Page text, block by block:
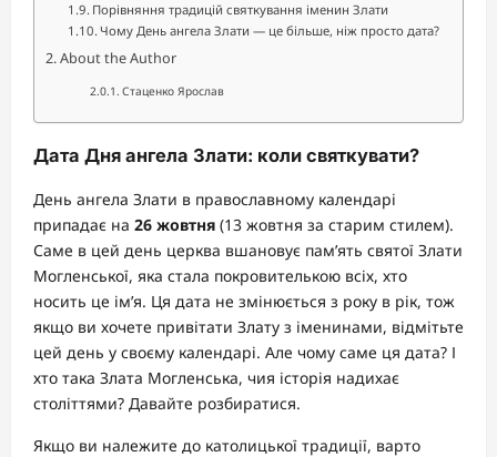
Порівняння традицій святкування іменин Злати
Чому День ангела Злати — це більше, ніж просто дата?
About the Author
Стаценко Ярослав
Дата Дня ангела Злати: коли святкувати?
День ангела Злати в православному календарі
припадає на 26 жовтня (13 жовтня за старим стилем).
Саме в цей день церква вшановує пам’ять святої Злати
Могленської, яка стала покровителькою всіх, хто
носить це ім’я. Ця дата не змінюється з року в рік, тож
якщо ви хочете привітати Злату з іменинами, відмітьте
цей день у своєму календарі. Але чому саме ця дата? І
хто така Злата Могленська, чия історія надихає
століттями? Давайте розбиратися.
Якщо ви належите до католицької традиції, варто